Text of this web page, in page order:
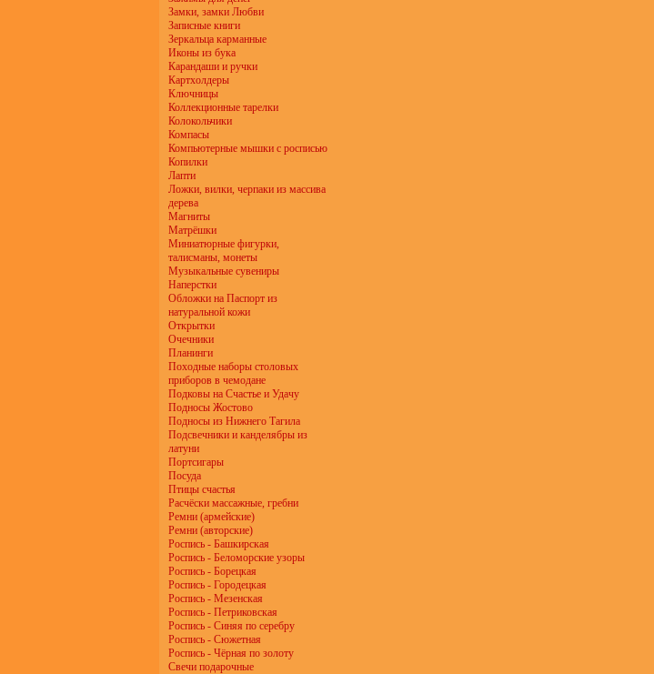
Замки, замки Любви
Записные книги
Зеркальца карманные
Иконы из бука
Карандаши и ручки
Картхолдеры
Ключницы
Коллекционные тарелки
Колокольчики
Компасы
Компьютерные мышки с росписью
Копилки
Лапти
Ложки, вилки, черпаки из массива
дерева
Магниты
Матрёшки
Миниатюрные фигурки,
талисманы, монеты
Музыкальные сувениры
Наперстки
Обложки на Паспорт из
натуральной кожи
Открытки
Очечники
Планинги
Походные наборы столовых
приборов в чемодане
Подковы на Счастье и Удачу
Подносы Жостово
Подносы из Нижнего Тагила
Подсвечники и канделябры из
латуни
Портсигары
Посуда
Птицы счастья
Расчёски массажные, гребни
Ремни (армейские)
Ремни (авторские)
Роспись - Башкирская
Роспись - Беломорские узоры
Роспись - Борецкая
Роспись - Городецкая
Роспись - Мезенская
Роспись - Петриковская
Роспись - Синяя по серебру
Роспись - Сюжетная
Роспись - Чёрная по золоту
Свечи подарочные